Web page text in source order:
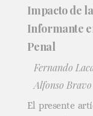
Impacto de
Informante
Penal
Fernando
Alfonso Bravo
El presente